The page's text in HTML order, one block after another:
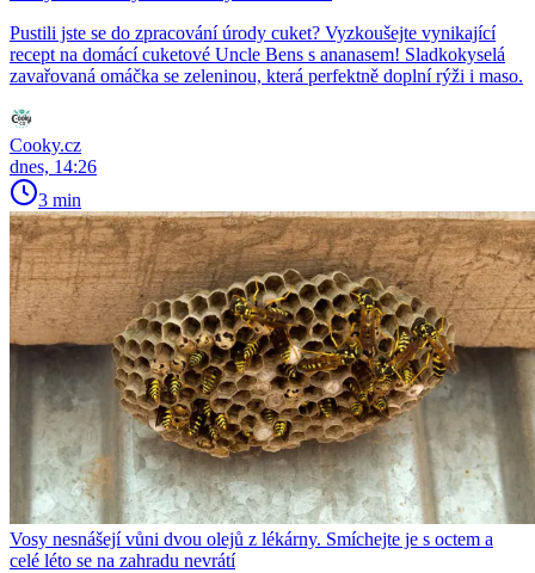
Pustili jste se do zpracování úrody cuket? Vyzkoušejte vynikající
recept na domácí cuketové Uncle Bens s ananasem! Sladkokyselá
zavařovaná omáčka se zeleninou, která perfektně doplní rýži i maso.
Cooky.cz
dnes, 14:26
3 min
Vosy nesnášejí vůni dvou olejů z lékárny. Smíchejte je s octem a
celé léto se na zahradu nevrátí